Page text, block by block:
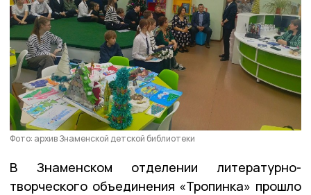
Фото: архив Знаменской детской библиотеки
В Знаменском отделении литературно-
творческого объединения «Тропинка» прошло